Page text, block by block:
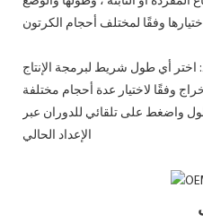
اختر أي طول شريط لبرمجة الإنتاج
وفقًا لاختيار عدة أحجام مختلفة
واضغط على تلقائي للدوران عبر
الإعداد الحالي